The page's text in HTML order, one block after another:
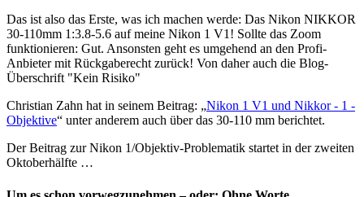
Das ist also das Erste, was ich machen werde: Das Nikon NIKKOR
30-110mm 1:3.8-5.6 auf meine Nikon 1 V1! Sollte das Zoom
funktionieren: Gut. Ansonsten geht es umgehend an den Profi-
Anbieter mit Rückgaberecht zurück! Von daher auch die Blog-
Überschrift "Kein Risiko"
Christian Zahn hat in seinem Beitrag: „Nikon 1 V1 und Nikkor - 1 -
Objektive“ unter anderem auch über das 30-110 mm berichtet.
Der Beitrag zur Nikon 1/Objektiv-Problematik startet in der zweiten
Oktoberhälfte …